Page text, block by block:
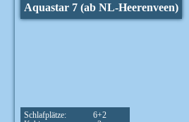
Aquastar 7 (ab NL-Heerenveen)
Schlafplätze:
6+2